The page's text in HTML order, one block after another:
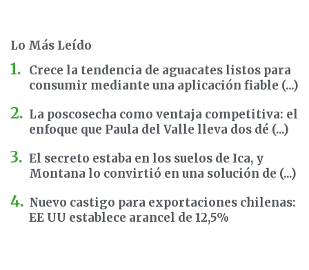
Lo Más Leído
Crece la tendencia de aguacates listos para
consumir mediante una aplicación fiable (...)
La poscosecha como ventaja competitiva: el
enfoque que Paula del Valle lleva dos dé (...)
El secreto estaba en los suelos de Ica, y
Montana lo convirtió en una solución de (...)
Nuevo castigo para exportaciones chilenas:
EE UU establece arancel de 12,5%